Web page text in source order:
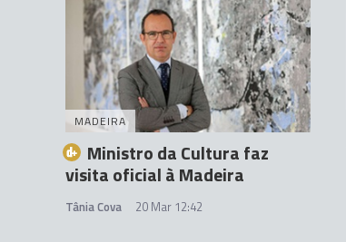
MADEIRA
Ministro da Cultura faz
visita oficial à Madeira
Tânia Cova 20 Mar 12:42